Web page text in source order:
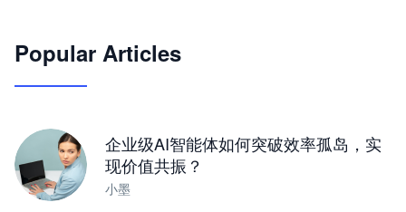
JimoClaw 桌面 AI Agent 工作台
Popular Articles
企业级AI智能体如何突破效率孤岛，实
现价值共振？
小墨